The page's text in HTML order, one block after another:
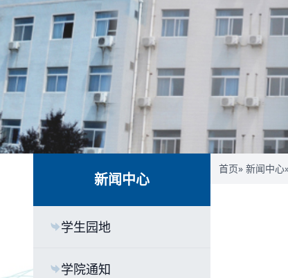
新闻中心
学生园地
学院通知
首页» 新闻中心